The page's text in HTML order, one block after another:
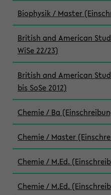
Biophysik / Master
British and American
WiSe 22/23)
British and American
bis SoSe 2012)
Chemie / Ba
Chemie / Master
Chemie / M.Ed.
Chemie / M.Ed.